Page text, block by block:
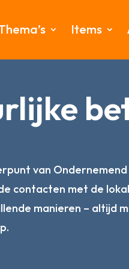
Items
van
contacten met de
manieren – altijd